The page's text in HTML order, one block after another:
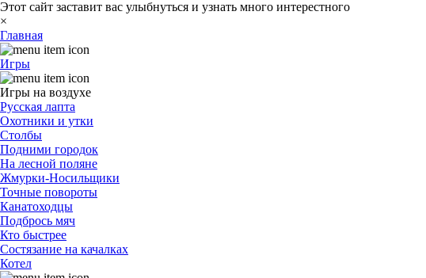
Этот сайт заставит вас улыбнуться и узнать много интерестного
×
Главная
Игры
Игры на воздухе
Русская лапта
Охотники и утки
Столбы
Подними городок
На лесной поляне
Жмурки-Носильщики
Точные повороты
Канатоходцы
Подбрось мяч
Кто быстрее
Состязание на качалках
Котел